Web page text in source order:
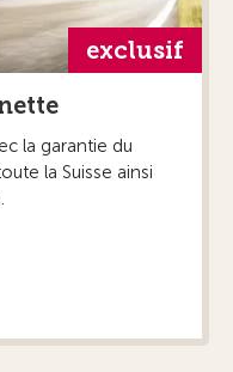
exclusif
la garantie du
la Suisse ainsi